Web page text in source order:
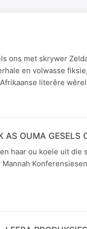
ons met skrywer
en volwasse
literêre
AS OUMA GESELS
haar ou koeie uit die